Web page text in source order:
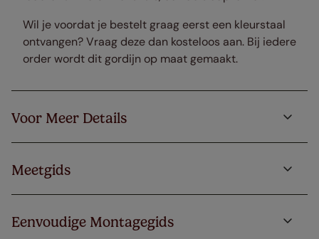
Wil je voordat je bestelt graag eerst een kleurstaal
ontvangen? Vraag deze dan kosteloos aan. Bij iedere
order wordt dit gordijn op maat gemaakt.
Voor Meer Details
Meetgids
Eenvoudige Montagegids